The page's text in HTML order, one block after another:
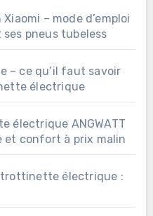
– mode d’emploi
pneus tubeless
– ce qu’il faut savoir
électrique
électrique ANGWATT
et confort à prix malin
trottinette électrique :